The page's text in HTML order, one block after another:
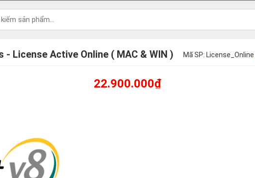
License Active Online ( MAC & WIN ) Mã SP: License_Online |
22.900.000₫